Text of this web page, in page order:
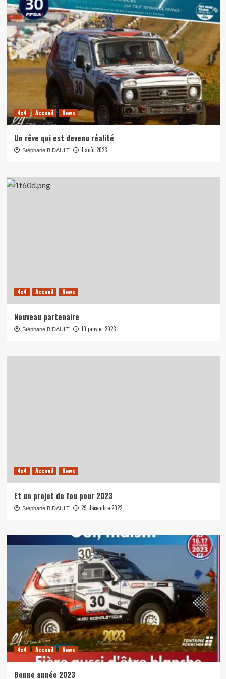
4x4 Accueil News
Un rêve qui est devenu réalité
Stéphane BIDAULT 1 août 2023
4x4 Accueil News
Nouveau partenaire
Stéphane BIDAULT 10 janvier 2023
4x4 Accueil News
Et un projet de fou pour 2023
Stéphane BIDAULT 29 décembre 2022
4x4 Accueil News
Bonne année 2023